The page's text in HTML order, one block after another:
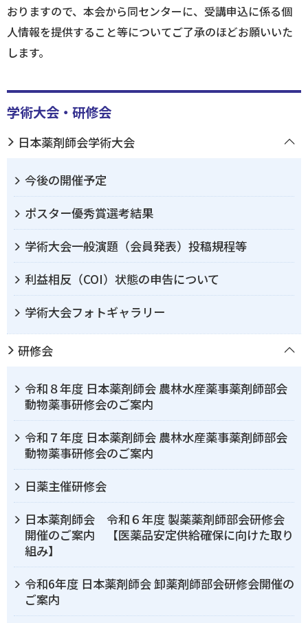
おりますので、本会から同センターに、受講申込に係る個
人情報を提供すること等についてご了承のほどお願いいた
します。
学術大会・研修会
日本薬剤師会学術大会
今後の開催予定
ポスター優秀賞選考結果
学術大会一般演題（会員発表）投稿規程等
利益相反（COI）状態の申告について
学術大会フォトギャラリー
研修会
令和８年度 日本薬剤師会 農林水産薬事薬剤師部会
動物薬事研修会のご案内
令和７年度 日本薬剤師会 農林水産薬事薬剤師部会
動物薬事研修会のご案内
日薬主催研修会
日本薬剤師会 令和６年度 製薬薬剤師部会研修会
開催のご案内 【医薬品安定供給確保に向けた取り
組み】
令和6年度 日本薬剤師会 卸薬剤師部会研修会開催の
ご案内